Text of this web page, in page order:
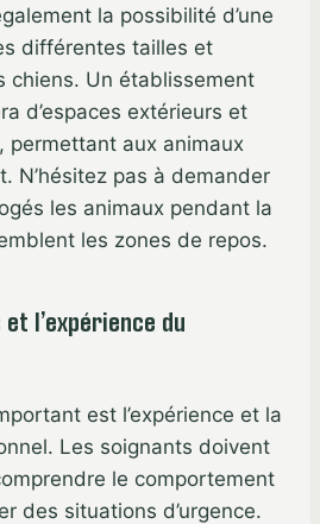
la possibilité d’une
différentes tailles et
chiens. Un établissement
d’espaces extérieurs et
permettant aux animaux
N’hésitez pas à demander
les animaux pendant la
les zones de repos.
l’expérience du
est l’expérience et la
Les soignants doivent
le comportement
des situations d’urgence.